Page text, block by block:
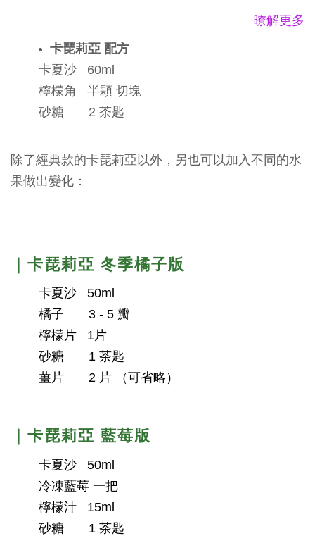
暸解更多
卡琵莉亞 配方
卡夏沙 60ml
檸檬角 半顆 切塊
砂糖 2 茶匙
除了經典款的卡琵莉亞以外，另也可以加入不同的水
果做出變化：
｜卡琵莉亞 冬季橘子版
卡夏沙 50ml
橘子 3 - 5 瓣
檸檬片 1片
砂糖 1 茶匙
薑片 2 片 （可省略）
｜卡琵莉亞 藍莓版
卡夏沙 50ml
冷凍藍莓 一把
檸檬汁 15ml
砂糖 1 茶匙